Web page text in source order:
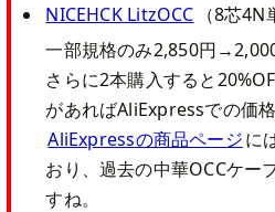
NICEHCK LitzOCC （8芯4N
一部規格のみ2,850円
さらに2本購入すると
があればAliExpressでの価
AliExpressの商品ページに
おり、過去の中華OCCケー
すね。